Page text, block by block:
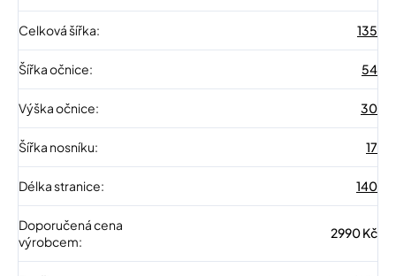
Celková šířka: 135
Šířka očnice: 54
Výška očnice: 30
Šířka nosníku: 17
Délka stranice: 140
Doporučená cena
výrobcem:
2990 Kč